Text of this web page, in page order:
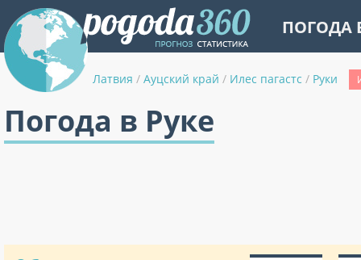
ПОГОДА
Латвия / Ауцский край / Илес пагастс / Руки
Погода в Руке